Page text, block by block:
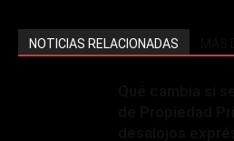
NOTICIAS RELACIONADAS